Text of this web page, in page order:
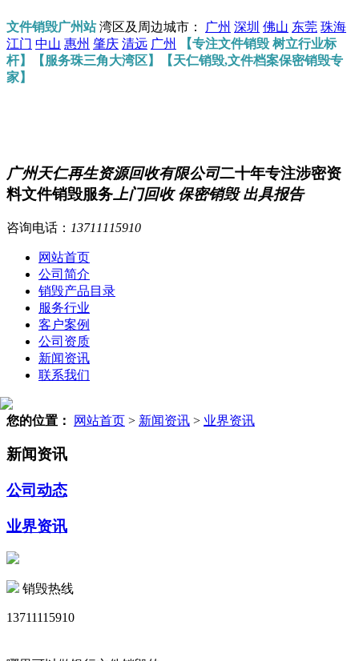
文件销毁广州站湾区及周边城市： 广州 深圳 佛山 东莞 珠海
江门 中山 惠州 肇庆 清远 广州
【专注文件销毁 树立行业标
杆】【服务珠三角大湾区】【天仁销毁,文件档案保密销毁专
家】
广州天仁再生资源回收有限公司二十年专注涉密资
料文件销毁服务 上门回收 保密销毁 出具报告
咨询电话： 13711115910
网站首页
公司简介
销毁产品目录
服务行业
客户案例
公司资质
新闻资讯
联系我们
您的位置： 网站首页 > 新闻资讯 > 业界资讯
新闻资讯
公司动态
业界资讯
销毁热线
13711115910